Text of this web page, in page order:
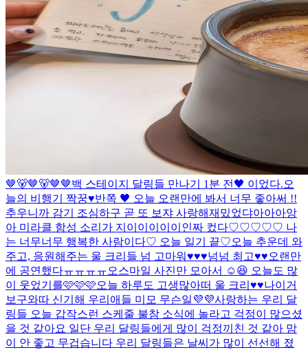
🤎🐻🤎🐻🤎🤎백 스테이지 달링들 만나기 1분 전🖤 이었다.오
늘의 비행기 짝꿍♥반쪽 🖤 오늘 오랜만에 봐서 너무 좋아써 !!
추우니까 감기 조심하구 곧 또 보쟈 사랑해재밌었댜아아아앙
아 미라클 함성 소리가 지이이이이이인짜 컸다♡♡♡♡♡ 나
는 너무너무 행복한 사람이다♡ 오늘 일기 끝♡오늘 추운데 와
주고, 응원해주는 울 크리들 넘 고마워♥♥♥넘넘 최고♥♥오랜만
에 공연했다ㅠㅠㅠㅠ오스마일 사진만 모아서 ☺️😆 오늘도 많
이 웃었기를🩷🩷🩷오늘 하루도 고생많아떠 울 크리♥♥나이거
보구와따 신기해 우리애들 미모 무슨일💜💜사랑하는 우리 달
링들 오늘 갑작스런 스케줄 불참 소식에 놀라고 걱정이 많으셨
을 것 같아요 일단 우리 달링들에게 많이 걱정끼친 것 같아 맘
이 안 좋고 무겁습니다 우리 달링들은 날씨가 많이 선선해 졌